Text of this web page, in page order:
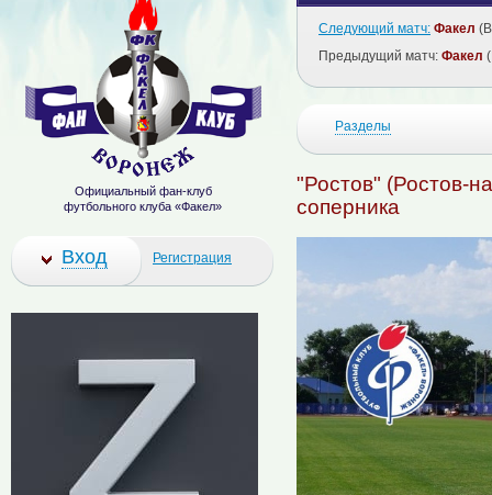
Следующий матч: Факел
Предыдущий матч: Факел
Разделы
"Ростов" (Ростов-
соперника
Официальный фан-клуб
футбольного клуба «Факел»
Вход Регистрация